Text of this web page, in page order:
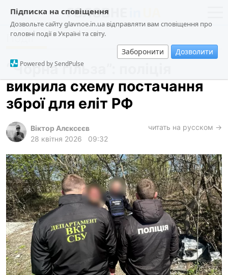
Підписка на сповіщення
Дозвольте сайту glavnoe.in.ua відправляти вам сповіщення про
головні події в Україні та світу.
Заборонити Дозволити
Powered by SendPulse
новини
про проєкт
суспільство
події
кримінал
лонгріди
харків
архів
gambling
ua ru en
Події
“Чорна гільза”: поліція
викрила схему постачання
зброї для еліт РФ
Віктор Алєксєєв
28 квітня 2026
09:32
читать на русском →